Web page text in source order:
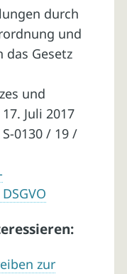
durch
und
das Gesetz
und
Juli 2017
0130 / 19 /
zur